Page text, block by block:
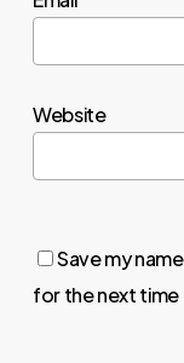
Website
Save my
for the next